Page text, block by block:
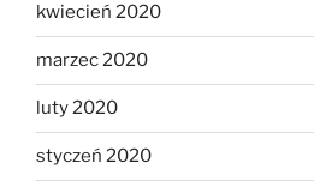
kwiecień 2020
marzec 2020
luty 2020
styczeń 2020